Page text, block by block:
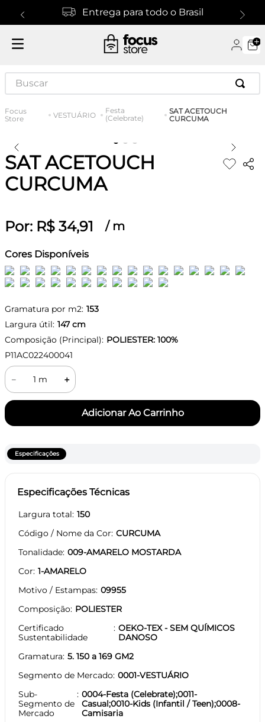
Entrega para todo o Brasil
Buscar
VESTUÁRIO
Festa
(Celebrate)
SAT ACETOUCH
CURCUMA
SAT ACETOUCH
CURCUMA
Por: R$ 34,91 / m
Cores Disponíveis
Gramatura por m2: 153
Largura útil: 147cm
Composição (Principal): POLIESTER: 100%
P11AC022400041
＋
－
Especificações
Especificações Técnicas
Largura total 150
Código / Nome da Cor CURCUMA
Tonalidade 009-AMARELO MOSTARDA
Cor 1-AMARELO
Motivo / Estampas 09955
Composição POLIESTER
Certificado
Sustentabilidade
OEKO-TEX - SEM QUÍMICOS
DANOSO
Gramatura 5. 150 a 169 GM2
Segmento de Mercado 0001-VESTUÁRIO
Sub-
Segmento de
Mercado
0004-Festa (Celebrate);0011-
Casual;0010-Kids (Infantil / Teen);0008-
Camisaria